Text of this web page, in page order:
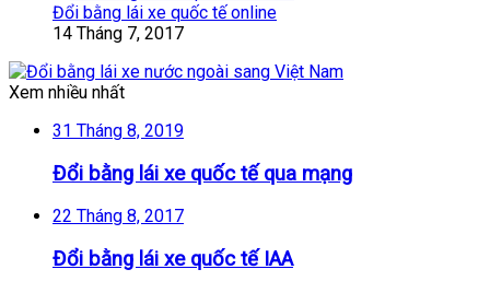
Đổi bằng lái xe quốc tế online
14 Tháng 7, 2017
Xem nhiều nhất
31 Tháng 8, 2019
Đổi bằng lái xe quốc tế qua mạng
22 Tháng 8, 2017
Đổi bằng lái xe quốc tế IAA